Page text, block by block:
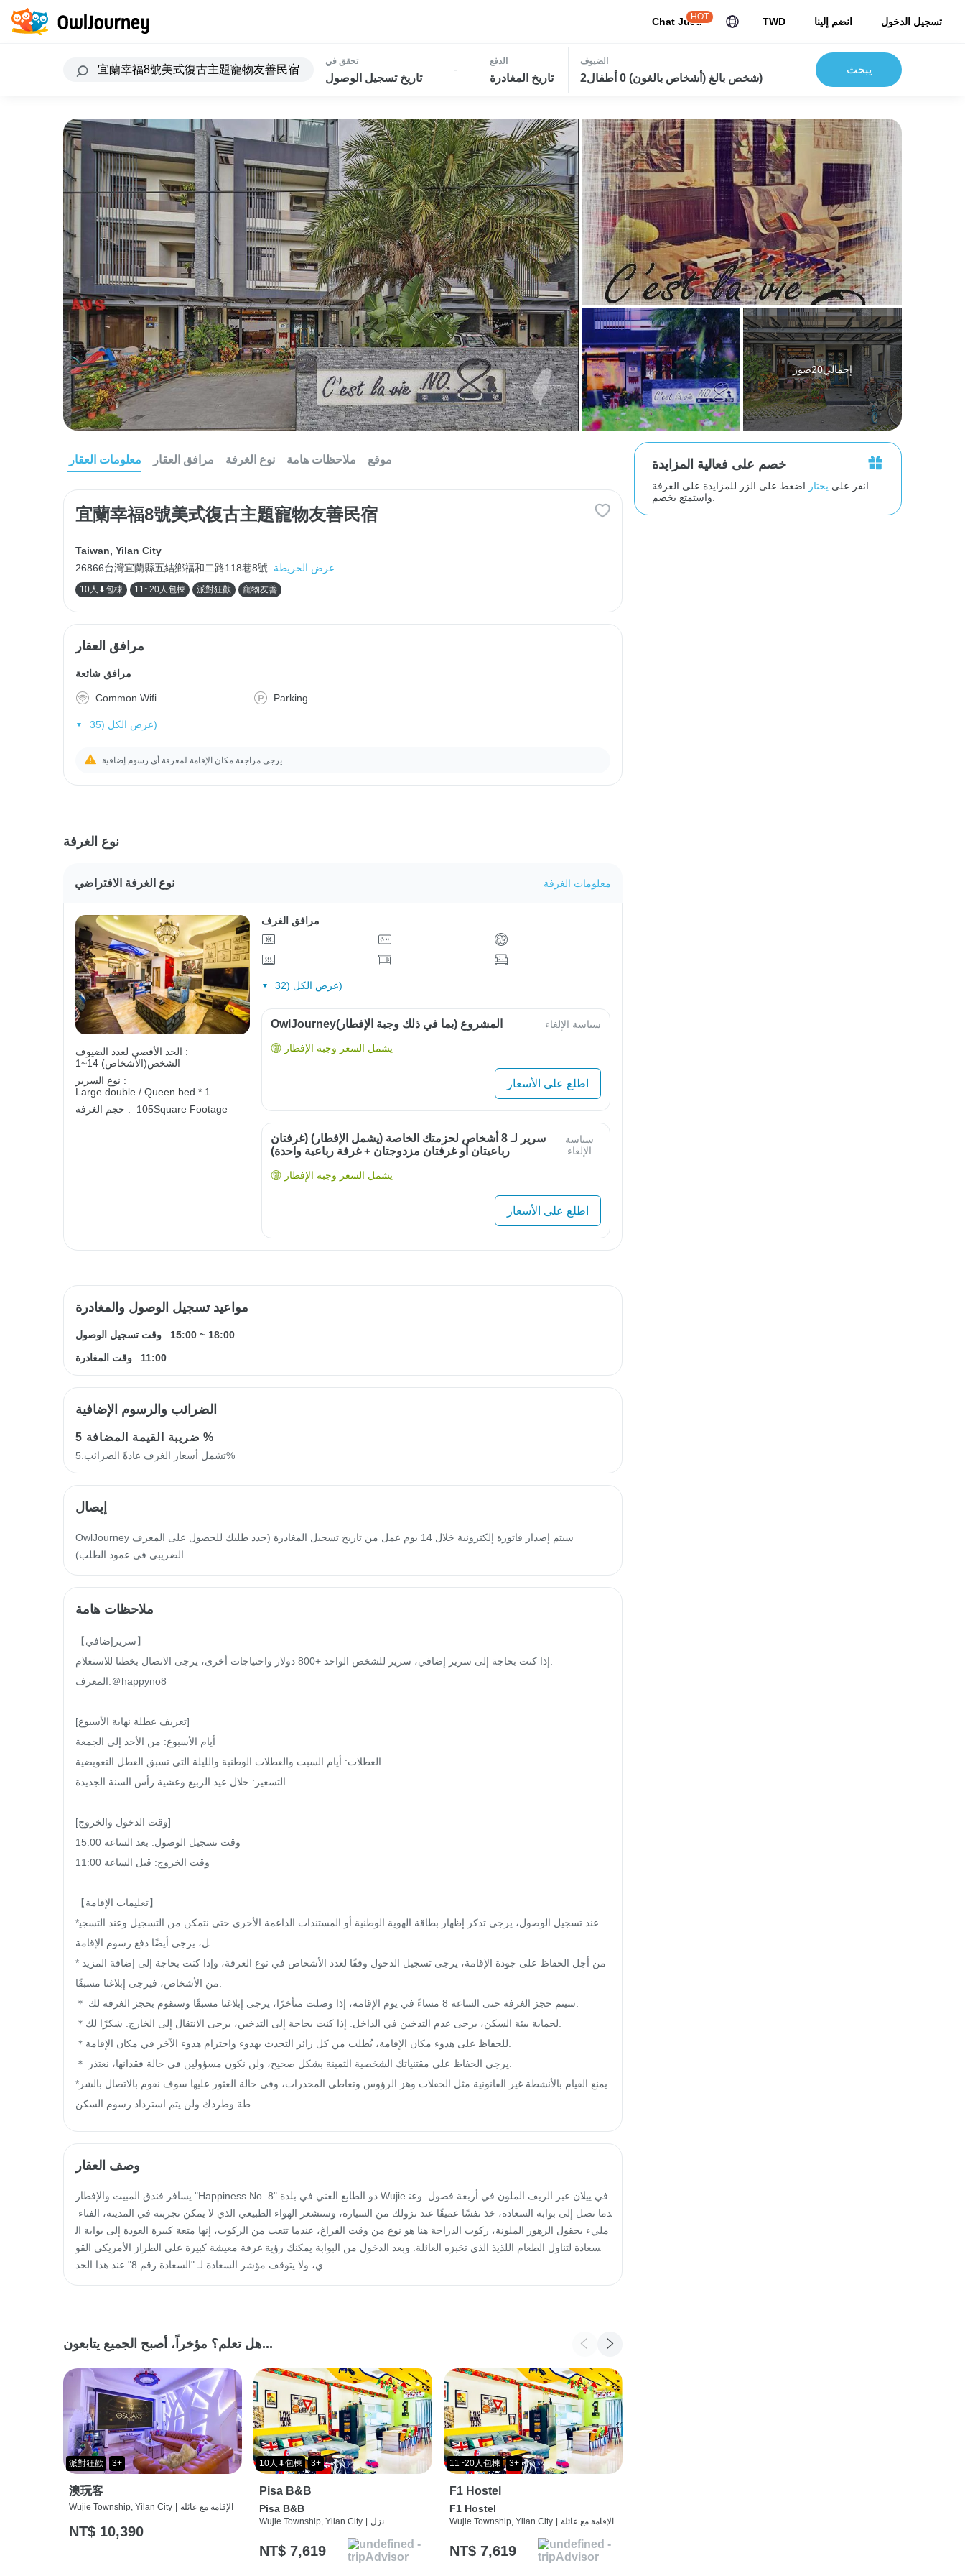
Chat JuJu
HOT TWD انضم إلينا تسجيل الدخول
تحقق في
تاريخ تسجيل الوصول
-
الدفع
تاريخ المغادرة
الضيوف
2شخص بالغ (أشخاص بالغون) 0 أطفال)
يبحث
إجمالي20صور
معلومات العقار مرافق العقار نوع الغرفة ملاحظات هامة موقع
宜蘭幸福8號美式復古主題寵物友善民宿
Taiwan, Yilan City
26866台灣宜蘭縣五結鄉福和二路118巷8號
عرض الخريطة
10人⬇包棟 11~20人包棟 派對狂歡 寵物友善
مرافق العقار
مرافق شائعة
Common Wifi Parking
عرض الكل (35)
نوع الغرفة
نوع الغرفة الافتراضي معلومات الغرفة
الحد الأقصى لعدد الضيوف :
1~14 الشخص(الأشخاص)
نوع السرير :
Large double / Queen bed * 1
حجم الغرفة :
105Square Footage
مرافق الغرف
عرض الكل (32)
OwlJourneyالمشروع (بما في ذلك وجبة الإفطار) سياسة الإلغاء
يشمل السعر وجبة الإفطار
اطلع على الأسعار
سرير لـ 8 أشخاص لحزمتك الخاصة (يشمل الإفطار) (غرفتان
رباعيتان أو غرفتان مزدوجتان + غرفة رباعية واحدة)
سياسة
الإلغاء
يشمل السعر وجبة الإفطار
اطلع على الأسعار
مواعيد تسجيل الوصول والمغادرة
وقت تسجيل الوصول 15:00 ~ 18:00
وقت المغادرة
11:00
الضرائب والرسوم الإضافية
ضريبة القيمة المضافة 5 %
تشمل أسعار الغرف عادةً الضرائب.5%
إيصال
OwlJourney سيتم إصدار فاتورة إلكترونية خلال 14 يوم عمل من تاريخ تسجيل المغادرة (حدد طلبك للحصول على المعرف
ملاحظات هامة
【سريرإضافي】
إذا كنت بحاجة إلى سرير إضافي، سرير للشخص الواحد +800 دولار واحتياجات أخرى، يرجى الاتصال بخطنا للاستعلام.
المعرف:＠happyno8
[تعريف عطلة نهاية الأسبوع]
أيام الأسبوع: من الأحد إلى الجمعة
العطلات: أيام السبت والعطلات الوطنية والليلة التي تسبق العطل التعويضية
التسعير: خلال عيد الربيع وعشية رأس السنة الجديدة
[وقت الدخول والخروج]
وقت تسجيل الوصول: بعد الساعة 15:00
وقت الخروج: قبل الساعة 11:00
【تعليمات الإقامة】
*عند تسجيل الوصول، يرجى تذكر إظهار بطاقة الهوية الوطنية أو المستندات الداعمة الأخرى حتى نتمكن من التسجيل.وعند التسجي
ل، يرجى أيضًا دفع رسوم الإقامة.
*من أجل الحفاظ على جودة الإقامة، يرجى تسجيل الدخول وفقًا لعدد الأشخاص في نوع الغرفة، وإذا كنت بحاجة إلى إضافة المزيد
من الأشخاص، فيرجى إبلاغنا مسبقًا.
＊ سيتم حجز الغرفة حتى الساعة 8 مساءً في يوم الإقامة، إذا وصلت متأخرًا، يرجى إبلاغنا مسبقًا وسنقوم بحجز الغرفة لك.
＊لحماية بيئة السكن، يرجى عدم التدخين في الداخل. إذا كنت بحاجة إلى التدخين، يرجى الانتقال إلى الخارج. شكرًا لك.
＊للحفاظ على هدوء مكان الإقامة، يُطلب من كل زائر التحدث بهدوء واحترام هدوء الآخر في مكان الإقامة.
＊ يرجى الحفاظ على مقتنياتك الشخصية الثمينة بشكل صحيح، ولن نكون مسؤولين في حالة فقدانها، نعتذر.
*يمنع القيام بالأنشطة غير القانونية مثل الحفلات وهز الرؤوس وتعاطي المخدرات، وفي حالة العثور عليها سوف نقوم بالاتصال بالشر
وصف العقار
يسافر فندق المبيت والإفطار "Happiness No. 8" ذو الطابع الغني في بلدة Wujie في ييلان عبر الريف الملون في أربعة فصول. وعن
مليء بحقول الزهور الملونة، ركوب الدراجة هنا هو نوع من وقت الفراغ، عندما تتعب من الركوب، إنها متعة كبيرة العودة إلى بوابة ال
سعادة لتناول الطعام اللذيذ الذي تخبزه العائلة. وبعد الدخول من البوابة يمكنك رؤية غرفة معيشة كبيرة على الطراز الأمريكي القو
هل تعلم؟ مؤخراً، أصبح الجميع يتابعون...
派對狂歡 3+
澳玩客
Wujie Township, Yilan City الإقامة مع عائلة
NT$ 10,390
10人⬇包棟 3+
Pisa B&B
Pisa B&B
Wujie Township, Yilan City نزل
NT$ 7,619
11~20人包棟 3+
F1 Hostel
F1 Hostel
Wujie Township, Yilan City الإقامة مع عائلة
NT$ 7,619
خصم على فعالية المزايدة
انقر على يختار اضغط على الزر للمزايدة على الغرفة